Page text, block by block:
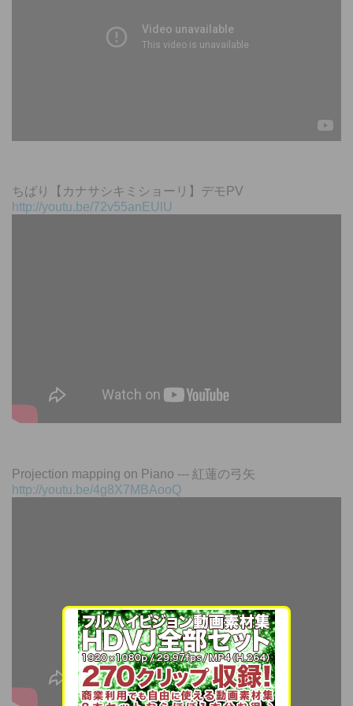
ちばり【カナサシキミショーリ】デモPV
http://youtu.be/72v55anEUlU
Projection mapping on Piano --- 紅蓮の弓矢
http://youtu.be/4g8X7MBAooQ